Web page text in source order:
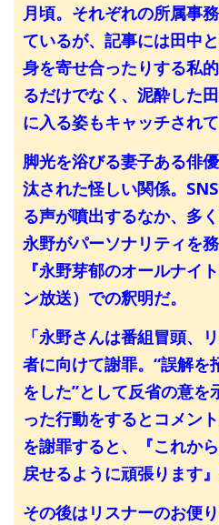
月頃。それぞれの所属事
ているが、記事には田中
身を寄せ合ったりする私
るだけでなく、泥酔した
に入る姿もキャッチされて
脚光を浴びる妻子ある俳
汰された怪しい関係。
る声が噴出するなか、多
永野がパーソナリティを
『永野芽郁のオールナイ
ン放送）での釈明だ。
「永野さんは番組冒頭、
者に向けて謝罪。“誤解を
をした”として反省の意を
った行動をするとコメン
を謝罪すると、『これか
戻せるように頑張ります
その後はリスナーのお便